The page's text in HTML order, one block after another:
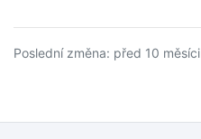
Poslední změna: před 10 měsíci